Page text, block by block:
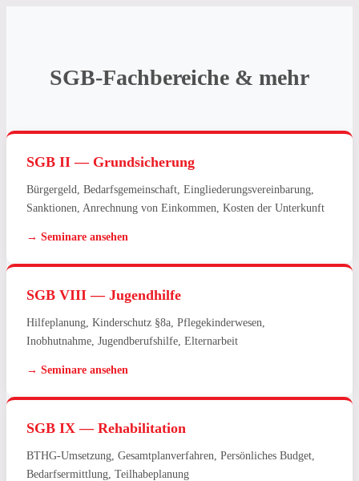
SGB-Fachbereiche & mehr
SGB II — Grundsicherung
Bürgergeld, Bedarfsgemeinschaft, Eingliederungsvereinbarung,
Sanktionen, Anrechnung von Einkommen, Kosten der Unterkunft
→ Seminare ansehen
SGB VIII — Jugendhilfe
Hilfeplanung, Kinderschutz §8a, Pflegekinderwesen,
Inobhutnahme, Jugendberufshilfe, Elternarbeit
→ Seminare ansehen
SGB IX — Rehabilitation
BTHG-Umsetzung, Gesamtplanverfahren, Persönliches Budget,
Bedarfsermittlung, Teilhabeplanung